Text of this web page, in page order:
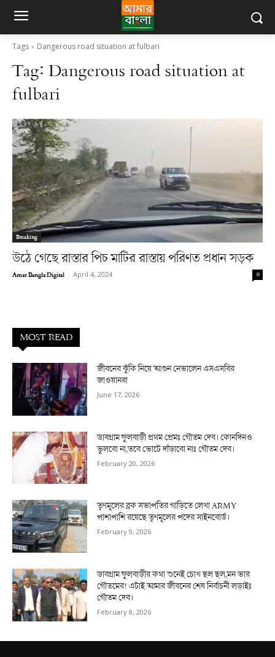
Tags Dangerous road situation at fulbari
Tag: Dangerous road situation at
fulbari
Breaking
উঠে গেছে রাস্তার পিচ মাটির রাস্তায় পরিণত প্রধান সড়ক
Amar Bangla Digital - April 4, 2024 0
MOST READ
জীবনের ঝুঁকি নিয়ে আগুন নেভালেন এসএসবির
জাওয়ানরা
June 17, 2026
ডাবগ্রাম ফুলবাড়ী প্রথম প্রেমঃ গৌতম দেব। কোনদিনও
ভুলবো না,তবে ভোটে দাঁড়াবো নাঃ গৌতম দেব।
February 20, 2026
তৃণমূলের ব্লক সভাপতির গাড়িতে লেখা ARMY
পাশাপাশি রয়েছে তৃণমূলের পদের সাইনবোর্ড।
February 9, 2026
ডাবগ্রাম ফুলবাড়ীর কথা শুনেই চোখ ছল ছল,মন ভার
গৌতমের! এটাই আমার জীবনের শেষ নির্বাচনী লড়াইঃ
গৌতম দেব।
February 8, 2026